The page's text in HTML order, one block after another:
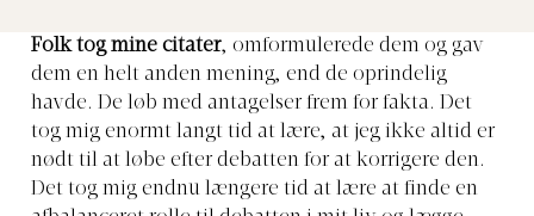
Folk tog mine citater, omformulerede dem og gav
dem en helt anden mening, end de oprindelig
havde. De løb med antagelser frem for fakta. Det
tog mig enormt langt tid at lære, at jeg ikke altid er
nødt til at løbe efter debatten for at korrigere den.
Det tog mig endnu længere tid at lære at finde en